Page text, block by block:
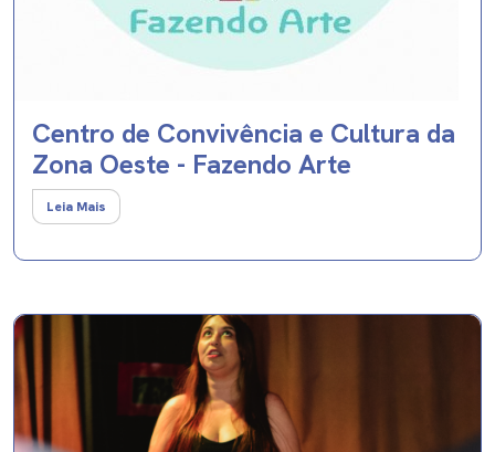
Centro de Convivência e Cultura da
Zona Oeste - Fazendo Arte
Leia Mais